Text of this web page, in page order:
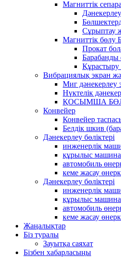
Магниттік
Дәнекерлеу
Сұрыптау
Магниттік бөлу
Прокат
Барабанды
Құрастыру
Вибрациялық экран
Миг дәнекерлеу
Нүктелік
ҚОСЫМША
Конвейер
Конвейер
Белдік шкив
Дәнекерлеу бөліктері
инженерлік
құрылыс
автомобиль
кеме жасау
Дәнекерлеу бөліктері
инженерлік
құрылыс
автомобиль
кеме жасау
Жаңалықтар
Біз туралы
Зауытқа саяхат
Бізбен хабарласыңы